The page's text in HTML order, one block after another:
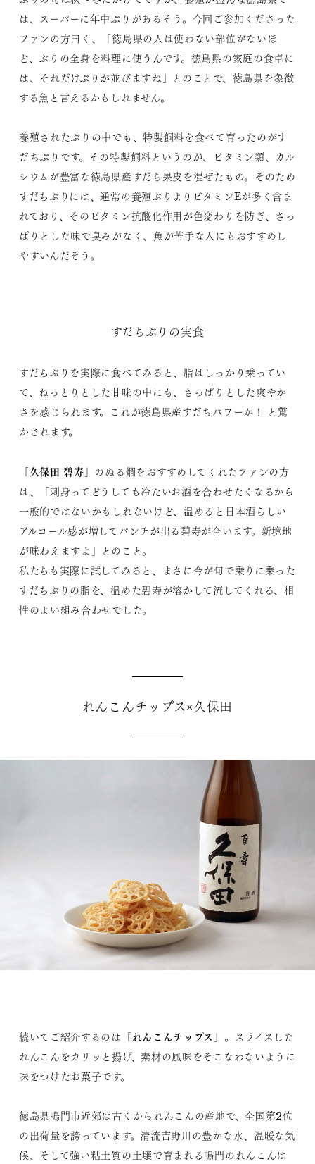
は、スーパーに年中ぶりがあるそう。今回ご参加くださった
ファンの方曰く、「徳島県の人は使わない部位がないほ
ど、ぶりの全身を料理に使うんです。徳島県の家庭の食卓に
は、それだけぶりが並びますね」とのことで、徳島県を象徴
する魚と言えるかもしれません。
養殖されたぶりの中でも、特製飼料を食べて育ったのがす
だちぶりです。その特製飼料というのが、ビタミン類、カル
シウムが豊富な徳島県産すだち果皮を混ぜたもの。そのため
すだちぶりには、通常の養殖ぶりよりビタミンEが多く含ま
れており、そのビタミン抗酸化作用が色変わりを防ぎ、さっ
ぱりとした味で臭みがなく、魚が苦手な人にもおすすめし
やすいんだそう。
すだちぶりの実食
すだちぶりを実際に食べてみると、脂はしっかり乗ってい
て、ねっとりとした甘味の中にも、さっぱりとした爽やか
さを感じられます。これが徳島県産すだちパワーか！ と驚
かされます。
「久保田 碧寿」 のぬる燗をおすすめしてくれたファンの方
は、「刺身ってどうしても冷たいお酒を合わせたくなるから
一般的ではないかもしれないけど、温めると日本酒らしい
アルコール感が増してパンチが出る碧寿が合います。新境地
が味わえますよ」とのこと。
私たちも実際に試してみると、まさに今が旬で乗りに乗った
すだちぶりの脂を、温めた碧寿が溶かして流してくれる、相
性のよい組み合わせでした。
れんこんチップス×久保田
続いてご紹介するのは「れんこんチップス 」。スライスした
れんこんをカリッと揚げ、素材の風味をそこなわないように
味をつけたお菓子です。
徳島県鳴門市近郊は古くかられんこんの産地で、全国第2位
の出荷量を誇っています。清流吉野川の豊かな水、温暖な気
候、そして強い粘土質の土壌で育まれる鳴門のれんこんは